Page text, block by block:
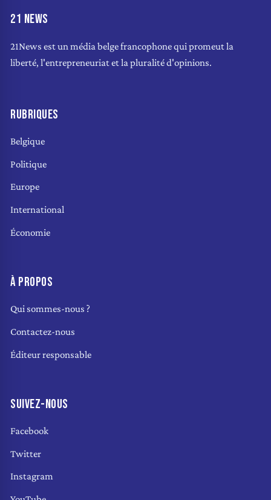
21 NEWS
21News est un média belge francophone qui promeut la
liberté, l'entrepreneuriat et la pluralité d'opinions.
RUBRIQUES
Belgique
Politique
Europe
International
Économie
À PROPOS
Qui sommes-nous ?
Contactez-nous
Éditeur responsable
SUIVEZ-NOUS
Facebook
Twitter
Instagram